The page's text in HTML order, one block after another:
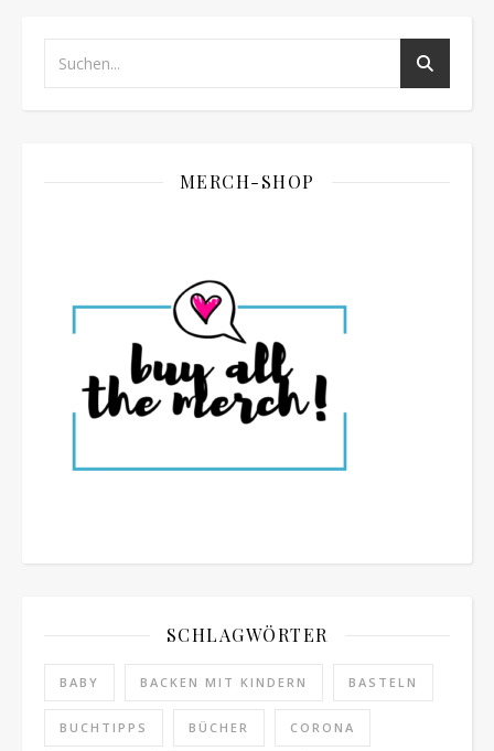
MERCH-SHOP
SCHLAGWÖRTER
BABY BACKEN MIT KINDERN BASTELN
BUCHTIPPS BÜCHER CORONA